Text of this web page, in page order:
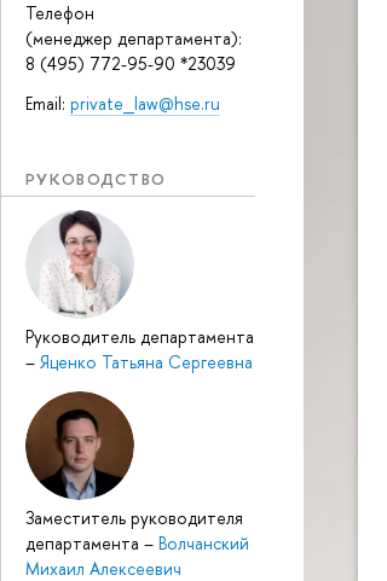
Телефон
(менеджер департамента):
8 (495) 772-95-90 *23039
Email: private_law@hse.ru
РУКОВОДСТВО
Руководитель департамента
– Яценко Татьяна Сергеевна
Заместитель руководителя
департамента – Волчанский
Михаил Алексеевич